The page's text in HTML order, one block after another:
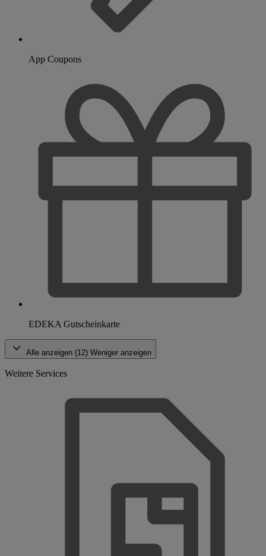
App Coupons
EDEKA Gutscheinkarte
Alle anzeigen (12) Weniger anzeigen
Weitere Services